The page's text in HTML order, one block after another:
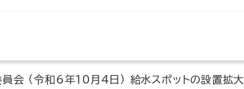
会 （令和6年10月4日） 給水スポットの設置拡大